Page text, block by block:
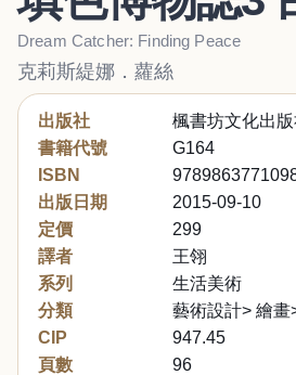
Dream Catcher: Finding Peace
克莉斯緹娜．蘿絲
出版社
楓書坊文化出版
書籍代號
G164
ISBN
出版日期
2015-09-10
定價
299
譯者
王翎
系列
生活美術
分類
藝術設計> 繪畫
CIP
947.45
頁數
96